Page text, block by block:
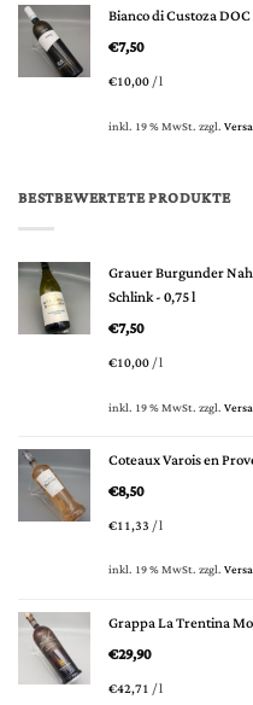
Bianco di Custoza
€7,50
€10,00/l
inkl. 19 % MwSt.zzgl.
BESTBEWERTETE PRODUKTE
Grauer Burgunder
Schlink - 0,75 l
€7,50
€10,00/l
inkl. 19 % MwSt.zzgl.
Coteaux Varois en
€8,50
€11,33/l
inkl. 19 % MwSt.zzgl.
Grappa La Trentina
€29,90
€42,71/l